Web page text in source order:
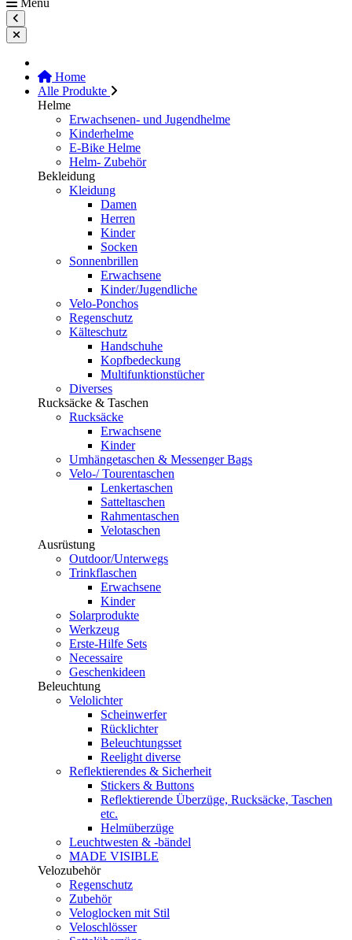
Menu
Home
Alle Produkte
Helme
Erwachsenen- und Jugendhelme
Kinderhelme
E-Bike Helme
Helm- Zubehör
Bekleidung
Kleidung
Damen
Herren
Kinder
Socken
Sonnenbrillen
Erwachsene
Kinder/Jugendliche
Velo-Ponchos
Regenschutz
Kälteschutz
Handschuhe
Kopfbedeckung
Multifunktionstücher
Diverses
Rucksäcke & Taschen
Rucksäcke
Erwachsene
Kinder
Umhängetaschen & Messenger Bags
Velo-/ Tourentaschen
Lenkertaschen
Satteltaschen
Rahmentaschen
Velotaschen
Ausrüstung
Outdoor/Unterwegs
Trinkflaschen
Erwachsene
Kinder
Solarprodukte
Werkzeug
Erste-Hilfe Sets
Necessaire
Geschenkideen
Beleuchtung
Velolichter
Scheinwerfer
Rücklichter
Beleuchtungsset
Reelight diverse
Reflektierendes & Sicherheit
Stickers & Buttons
Reflektierende Überzüge, Rucksäcke, Taschen
etc.
Helmüberzüge
Leuchtwesten & -bändel
MADE VISIBLE
Velozubehör
Regenschutz
Zubehör
Veloglocken mit Stil
Veloschlösser